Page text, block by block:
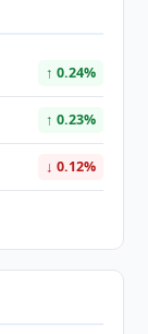
↑ 0.24%
↑ 0.23%
↓ 0.12%